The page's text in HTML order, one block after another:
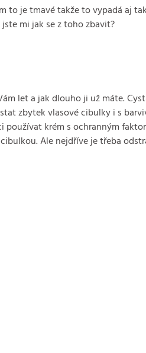
je tmavé takže to vypadá aj
mi jak se z toho zbavit?
let a jak dlouho ji už máte.
zbytek vlasové cibulky i s
krém s ochranným
Ale nejdříve je třeba